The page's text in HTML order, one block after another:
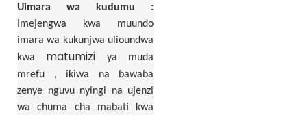
Uimara wa kudumu
:
Imejengwa kwa muundo
imara wa kukunjwa ulioundwa
kwa
matumizi
ya muda
mrefu
, ikiwa na bawaba
zenye nguvu nyingi na ujenzi
wa chuma cha mabati kwa